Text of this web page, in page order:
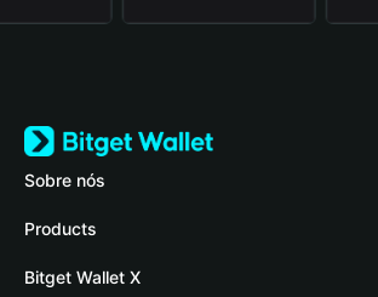
Sobre nós
Bitget Wallet
Blog
Products
Crypto Card
Bitget Wallet X